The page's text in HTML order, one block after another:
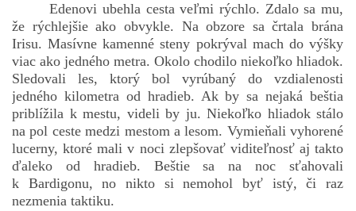
Edenovi ubehla cesta veľmi rýchlo. Zdalo sa mu,
že rýchlejšie ako obvykle. Na obzore sa črtala brána
Irisu. Masívne kamenné steny pokrýval mach do výšky
viac ako jedného metra. Okolo chodilo niekoľko hliadok.
Sledovali les, ktorý bol vyrúbaný do vzdialenosti
jedného kilometra od hradieb. Ak by sa nejaká beštia
priblížila k mestu, videli by ju. Niekoľko hliadok stálo
na pol ceste medzi mestom a lesom. Vymieňali vyhorené
lucerny, ktoré mali v noci zlepšovať viditeľnosť aj takto
ďaleko od hradieb. Beštie sa na noc sťahovali
k Bardigonu, no nikto si nemohol byť istý, či raz
nezmenia taktiku.